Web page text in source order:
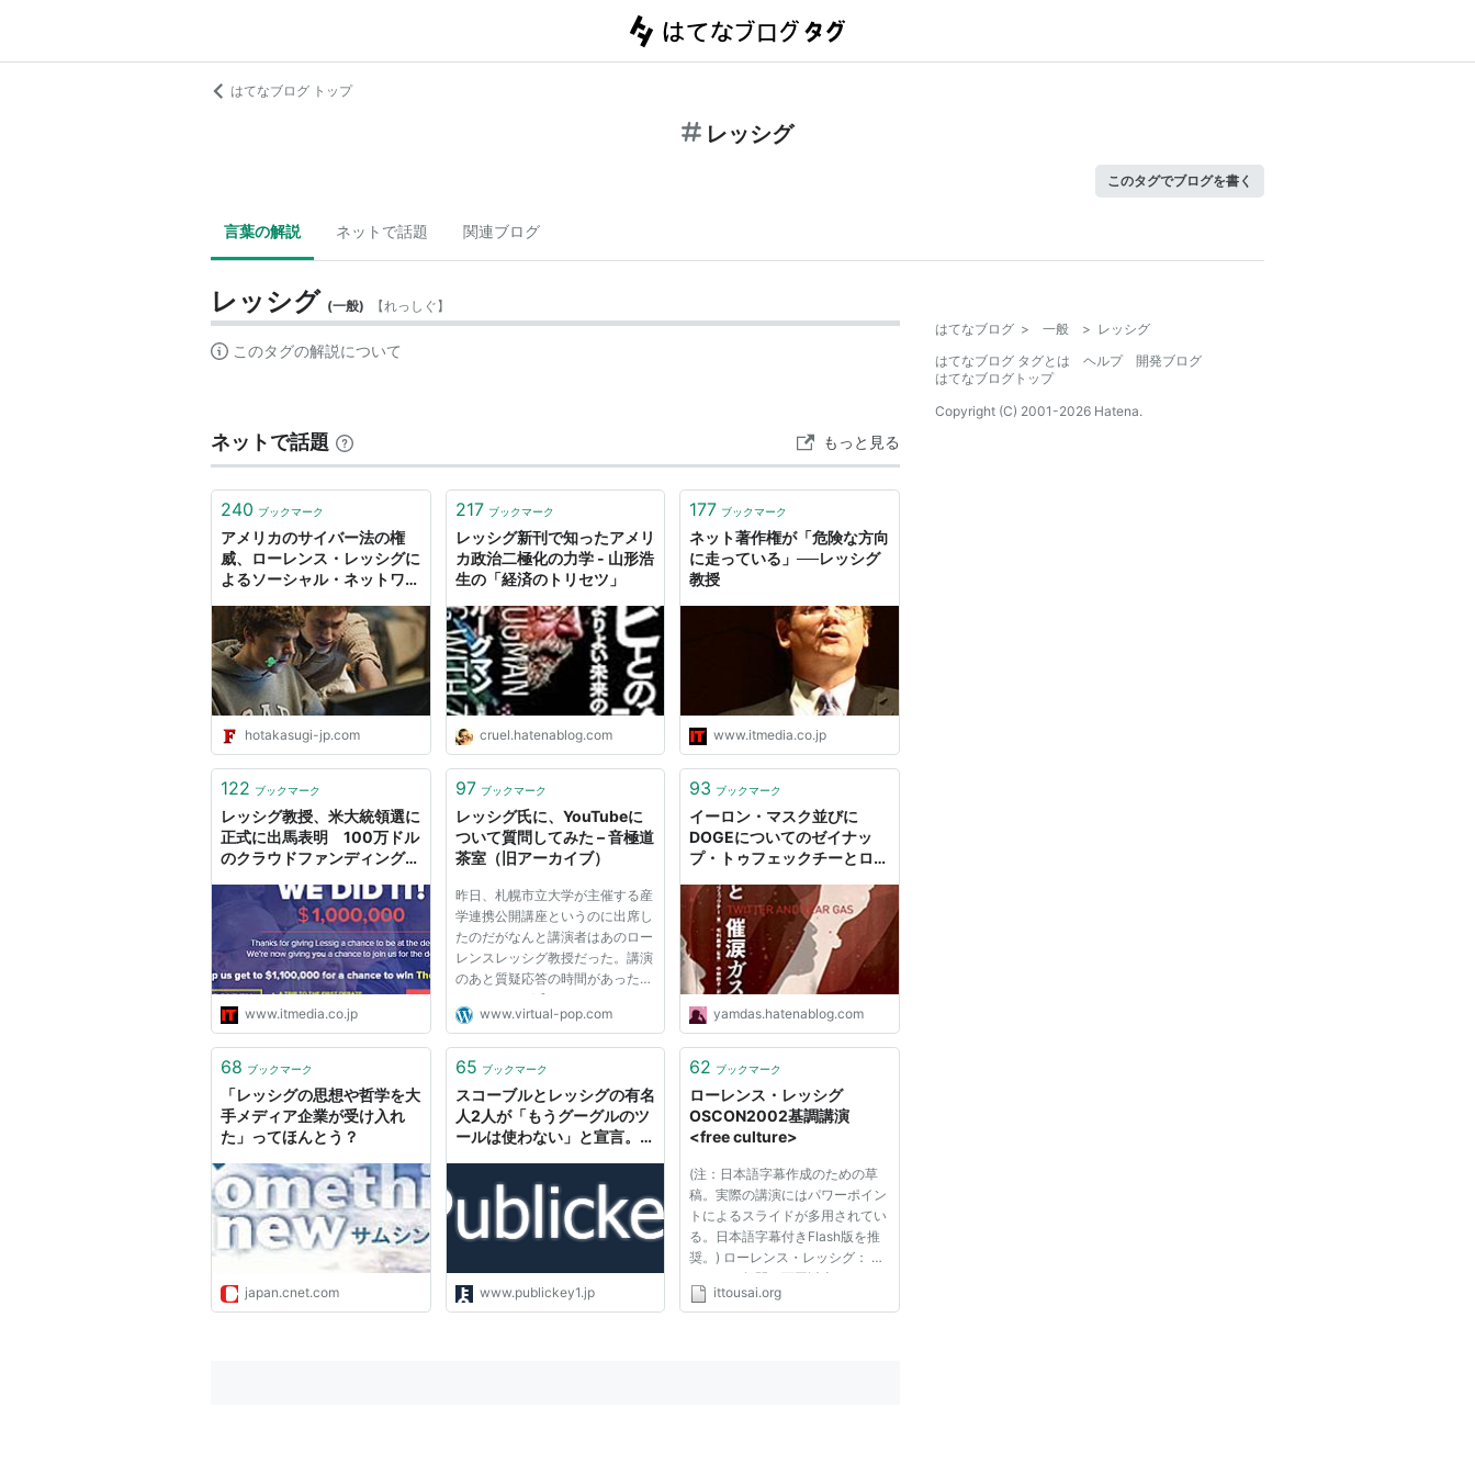
はてなブログ トップ
レッシグ
このタグでブログを書く
言葉の解説 ネットで話題 関連ブログ
レッシグ (一般) 【れっしぐ】
このタグの解説について
ネットで話題 もっと見る
240 ブックマーク
アメリカのサイバー法の権
威、ローレンス・レッシグに
よるソーシャル・ネットワー
with Net
hotakasugi-jp.com
217 ブックマーク
レッシグ新刊で知ったアメリ
カ政治二極化の力学 - 山形浩
生の「経済のトリセツ」
cruel.hatenablog.com
177 ブックマーク
ネット著作権が「危険な方向
に走っている」──レッシグ
教授
www.itmedia.co.jp
122 ブックマーク
レッシグ教授、米大統領選に
正式に出馬表明 100万ドル
のクラウドファンディング達
www.itmedia.co.jp
97 ブックマーク
レッシグ氏に、YouTubeに
ついて質問してみた – 音極道
茶室（旧アーカイブ）
昨日、札幌市立大学が主催する産
学連携公開講座というのに出席し
たのだがなんと講演者はあのロー
レンスレッシグ教授だった。講演
のあと質疑応答の時間があったの
で、レッシグ氏にYouTubeについ
ての見解を訊いてみた。 レッシ
か、以前からメッチャ興味があっ
たのだがまさか自分が直接質問
す...
www.virtual-pop.com
93 ブックマーク
イーロン・マスク並びに
DOGEについてのゼイナッ
プ・トゥフェックチーとロー
YAMDAS現更新履歴
yamdas.hatenablog.com
68 ブックマーク
「レッシグの思想や哲学を大
手メディア企業が受け入れ
た」ってほんとう？
japan.cnet.com
65 ブックマーク
スコーブルとレッシグの有名
人2人が「もうグーグルのツ
ールは使わない」と宣言。何
www.publickey1.jp
62 ブックマーク
ローレンス・レッシグ
OSCON2002基調講演
<free culture>
(注：日本語字幕作成のための草
稿。実際の講演にはパワーポイン
トによるスライドが多用されてい
る。日本語字幕付きFlash版を推
奨。) ローレンス・レッシグ： こ
れまで二年間、百回以上こうした
ギグをくり返してきた。 それも
ittousai.org
はてなブログ > 一般 > レッシグ
はてなブログ タグとは
ヘルプ
開発ブログ
はてなブログトップ
Copyright (C) 2001-2026 Hatena.